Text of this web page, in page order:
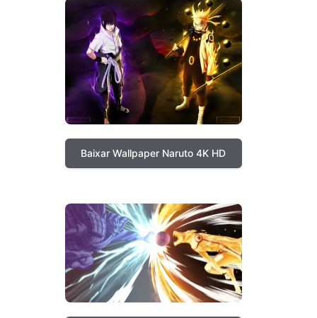
Baixar Wallpaper Naruto 4K HD